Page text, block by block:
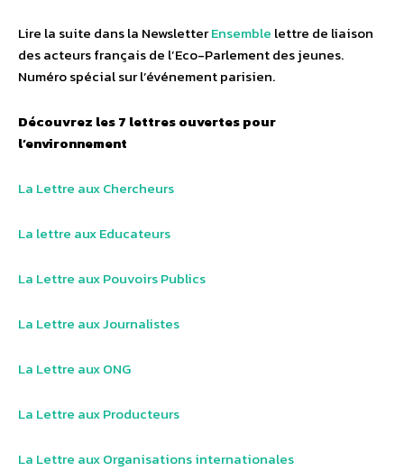
Lire la suite dans la NewsletterEnsemble lettre de liaison
des acteurs français de l’Eco-Parlement des jeunes.
Numéro spécial sur l’événement parisien.
Découvrez les 7 lettres ouvertes pour
l’environnement
La Lettre aux Chercheurs
La lettre aux Educateurs
La Lettre aux Pouvoirs Publics
La Lettre aux Journalistes
La Lettre aux ONG
La Lettre aux Producteurs
La Lettre aux Organisations internationales